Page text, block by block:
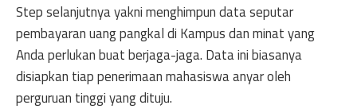
Step selanjutnya yakni menghimpun data seputar
pembayaran uang pangkal di Kampus dan minat yang
Anda perlukan buat berjaga-jaga. Data ini biasanya
disiapkan tiap penerimaan mahasiswa anyar oleh
perguruan tinggi yang dituju.